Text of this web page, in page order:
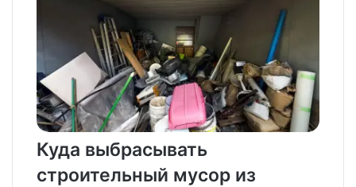
Куда выбрасывать
строительный мусор из